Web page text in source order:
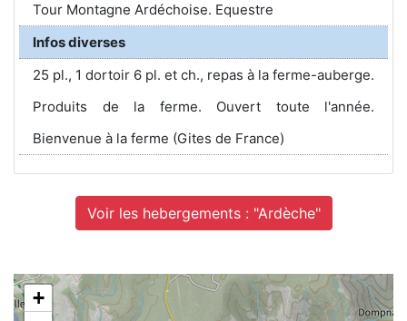
Tour Montagne Ardéchoise. Equestre
Infos diverses
25 pl., 1 dortoir 6 pl. et ch., repas à la ferme-auberge.
Produits de la ferme. Ouvert toute l'année.
Bienvenue à la ferme (Gites de France)
Voir les hebergements : "Ardèche"
+